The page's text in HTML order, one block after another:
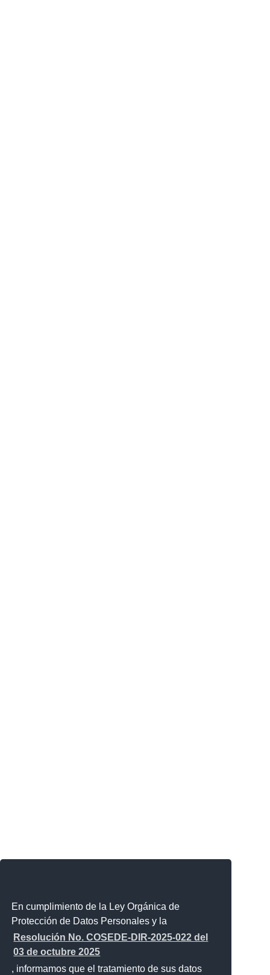
En cumplimiento de la Ley Orgánica de
Protección de Datos Personales y la
Resolución No. COSEDE-DIR-2025-022 del
03 de octubre 2025
, informamos que el tratamiento de sus datos